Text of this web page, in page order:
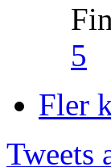
5
Fler
Tweets